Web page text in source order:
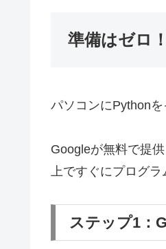
準備はゼロ
パソコンにPython
Googleが無料で提
上ですぐにプログラ
ステップ1：